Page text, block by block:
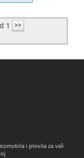
1
i plovila za vaš